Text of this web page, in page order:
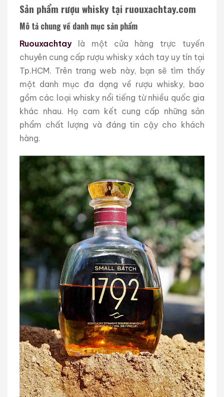
Sản phẩm rượu whisky tại ruouxachtay.com
Mô tả chung về danh mục sản phẩm
Ruouxachtaylà một cửa hàng trực tuyến
chuyên cung cấp rượu whisky xách tay uy tín tại
Tp.HCM. Trên trang web này, bạn sẽ tìm thấy
một danh mục đa dạng về rượu whisky, bao
gồm các loại whisky nổi tiếng từ nhiều quốc gia
khác nhau. Họ cam kết cung cấp những sản
phẩm chất lượng và đáng tin cậy cho khách
hàng.